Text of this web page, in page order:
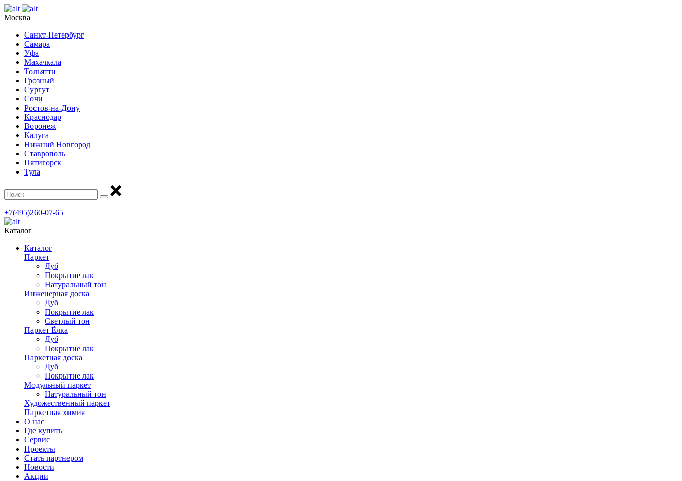
Москва
Санкт-Петербург
Самара
Уфа
Махачкала
Тольятти
Грозный
Сургут
Сочи
Ростов-на-Дону
Краснодар
Воронеж
Калуга
Нижний Новгород
Ставрополь
Пятигорск
Тула
+7(495)260-07-65
Каталог
Каталог
Паркет
Дуб
Покрытие лак
Натуральный тон
Инженерная доска
Дуб
Покрытие лак
Светлый тон
Паркет Ёлка
Дуб
Покрытие лак
Паркетная доска
Дуб
Покрытие лак
Модульный паркет
Натуральный тон
Художественный паркет
Паркетная химия
О нас
Где купить
Сервис
Проекты
Стать партнером
Новости
Акции